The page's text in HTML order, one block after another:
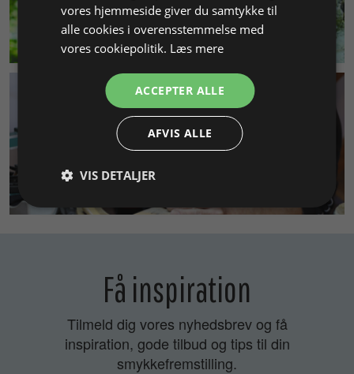
MILJØ & BÆREDYGTIGHED
SMYKKEKURSER
Få inspiration
Tilmeld dig vores nyhedsbrev og få
inspiration, gode tilbud og tips til din
smykkefremstilling.
vores hjemmeside giver du samtykke til
alle cookies i overensstemmelse med
vores cookiepolitik. Læs mere
ACCEPTER ALLE
AFVIS ALLE
VIS DETALJER